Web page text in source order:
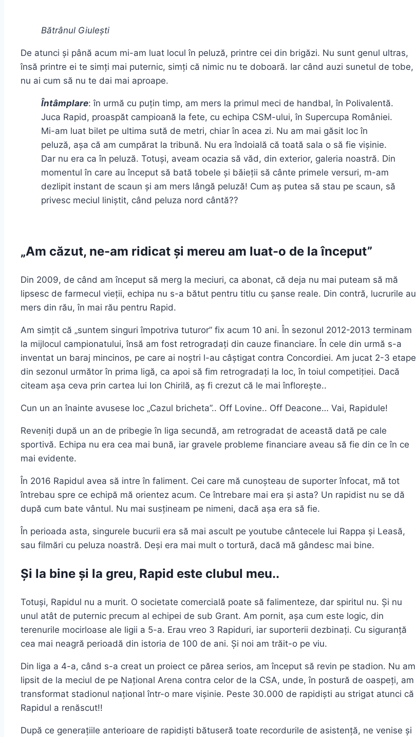
Bătrânul Giulești
De atunci și până acum mi-am luat locul în peluză, printre cei din brigăzi. Nu sunt genul ultras,
însă printre ei te simți mai puternic, simți că nimic nu te doboară. Iar când auzi sunetul de tobe,
nu ai cum să nu te dai mai aproape.
Întâmplare: în urmă cu puțin timp, am mers la primul meci de handbal, în Polivalentă.
Juca Rapid, proaspăt campioană la fete, cu echipa CSM-ului, în Supercupa României.
Mi-am luat bilet pe ultima sută de metri, chiar în acea zi. Nu am mai găsit loc în
peluză, așa că am cumpărat la tribună. Nu era îndoială că toată sala o să fie vișinie.
Dar nu era ca în peluză. Totuși, aveam ocazia să văd, din exterior, galeria noastră. Din
momentul în care au început să bată tobele și băieții să cânte primele versuri, m-am
dezlipit instant de scaun și am mers lângă peluză! Cum aș putea să stau pe scaun, să
privesc meciul liniștit, când peluza nord cântă??
„Am căzut, ne-am ridicat și mereu am luat-o de la început”
Din 2009, de când am început să merg la meciuri, ca abonat, că deja nu mai puteam să mă
lipsesc de farmecul vieții, echipa nu s-a bătut pentru titlu cu șanse reale. Din contră, lucrurile au
mers din rău, în mai rău pentru Rapid.
Am simțit că „suntem singuri împotriva tuturor” fix acum 10 ani. În sezonul 2012-2013 terminam
la mijlocul campionatului, însă am fost retrogradați din cauze financiare. În cele din urmă s-a
inventat un baraj mincinos, pe care ai noștri l-au câștigat contra Concordiei. Am jucat 2-3 etape
din sezonul următor în prima ligă, ca apoi să fim retrogradați la loc, în toiul competiției. Dacă
citeam așa ceva prin cartea lui Ion Chirilă, aș fi crezut că le mai înflorește..
Cun un an înainte avusese loc „Cazul bricheta”.. Off Lovine.. Off Deacone… Vai, Rapidule!
Reveniți după un an de pribegie în liga secundă, am retrogradat de această dată pe cale
sportivă. Echipa nu era cea mai bună, iar gravele probleme financiare aveau să fie din ce în ce
mai evidente.
În 2016 Rapidul avea să intre în faliment. Cei care mă cunoșteau de suporter înfocat, mă tot
întrebau spre ce echipă mă orientez acum. Ce întrebare mai era și asta? Un rapidist nu se dă
după cum bate vântul. Nu mai susțineam pe nimeni, dacă așa era să fie.
În perioada asta, singurele bucurii era să mai ascult pe youtube cântecele lui Rappa și Leasă,
sau filmări cu peluza noastră. Deși era mai mult o tortură, dacă mă gândesc mai bine.
Și la bine și la greu, Rapid este clubul meu..
Totuși, Rapidul nu a murit. O societate comercială poate să falimenteze, dar spiritul nu. Și nu
unul atât de puternic precum al echipei de sub Grant. Am pornit, așa cum este logic, din
terenurile mocirloase ale ligii a 5-a. Erau vreo 3 Rapiduri, iar suporterii dezbinați. Cu siguranță
cea mai neagră perioadă din istoria de 100 de ani. Și noi am trăit-o pe viu.
Din liga a 4-a, când s-a creat un proiect ce părea serios, am început să revin pe stadion. Nu am
lipsit de la meciul de pe Național Arena contra celor de la CSA, unde, în postură de oaspeți, am
transformat stadionul național într-o mare vișinie. Peste 30.000 de rapidiști au strigat atunci că
Rapidul a renăscut!!
După ce generațiile anterioare de rapidiști bătuseră toate recordurile de asistență, ne venise și